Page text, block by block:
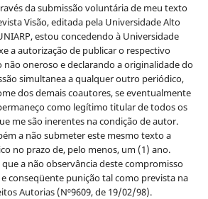
da submissão voluntária de meu texto
Visão, editada pela Universidade Alto
estou concedendo à Universidade
a autorização de publicar o respectivo
oneroso e declarando a originalidade do
simultanea a qualquer outro periódico,
dos demais coautores, se eventualmente
como legítimo titular de todos os
me são inerentes na condição de autor.
a não submeter este mesmo texto a
no prazo de, pelo menos, um (1) ano.
a não observância deste compromisso
conseqüente punição tal como prevista na
Autorias (Nº9609, de 19/02/98).